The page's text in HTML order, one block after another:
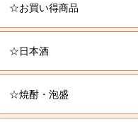
☆お買い得商品
☆日本酒
☆焼酎・泡盛